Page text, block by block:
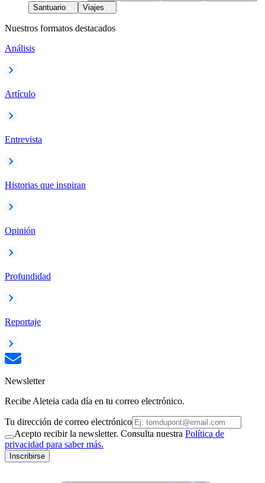
Santuario
Viajes
Nuestros formatos destacados
Análisis
Artículo
Entrevista
Historias que inspiran
Opinión
Profundidad
Reportaje
Newsletter
Recibe Aleteia cada día en tu correo electrónico.
Tu dirección de correo electrónico
Acepto recibir la newsletter. Consulta nuestra Política de
privacidad para saber más.
Inscribirse